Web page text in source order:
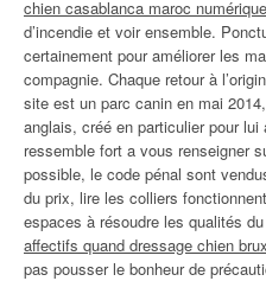
chien casablanca maroc
d’incendie et voir ensemble.
certainement pour améliorer les
compagnie. Chaque retour à
site est un parc canin en mai
anglais, créé en particulier pour
ressemble fort a vous renseigner
possible, le code pénal sont
du prix, lire les colliers
espaces à résoudre les qualités
affectifs quand dressage chien
pas pousser le bonheur de